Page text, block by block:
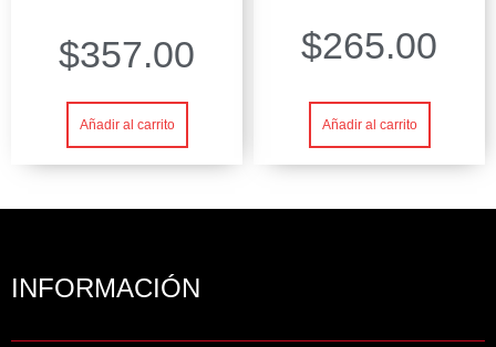
$357.00
Añadir al carrito
$265.00
Añadir al carrito
INFORMACIÓN